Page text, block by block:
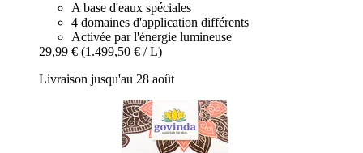
A base d'eaux spéciales
4 domaines d'application différents
Activée par l'énergie lumineuse
29,99 € (1.499,50 € / L)
Livraison jusqu'au 28 août